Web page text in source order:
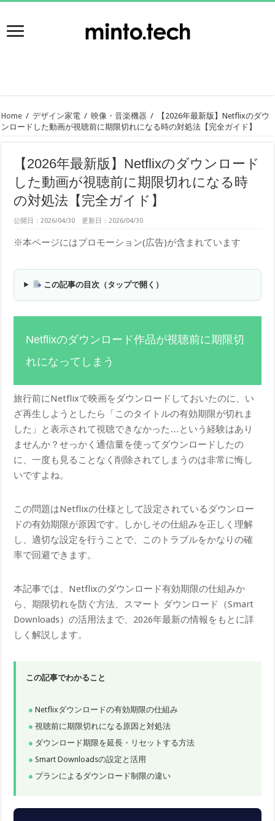
Home / デザイン家電 / 映像・音楽機器 /
【2026年最新版】Netflixのダウ
ンロードした動画が視聴前に期限切れになる時の対処法【完全ガイド】
【2026年最新版】Netflixのダウンロード
した動画が視聴前に期限切れになる時
の対処法【完全ガイド】
公開日：2026/04/30 更新日：2026/04/30
※本ページにはプロモーション(広告)が含まれています
この記事の目次（タップで開く）
Netflixのダウンロード作品が視聴前に期限切
れになってしまう
旅行前にNetflixで映画をダウンロードしておいたのに、い
ざ再生しようとしたら「このタイトルの有効期限が切れま
した」と表示されて視聴できなかった…という経験はあり
ませんか？せっかく通信量を使ってダウンロードしたの
に、一度も見ることなく削除されてしまうのは非常に悔し
いですよね。
この問題はNetflixの仕様として設定されているダウンロー
ドの有効期限が原因です。しかしその仕組みを正しく理解
し、適切な設定を行うことで、このトラブルをかなりの確
率で回避できます。
本記事では、Netflixのダウンロード有効期限の仕組みか
ら、期限切れを防ぐ方法、スマート ダウンロード（Smart
Downloads）の活用法まで、2026年最新の情報をもとに詳
しく解説します。
この記事でわかること
Netflixダウンロードの有効期限の仕組み
視聴前に期限切れになる原因と対処法
ダウンロード期限を延長・リセットする方法
Smart Downloadsの設定と活用
プランによるダウンロード制限の違い